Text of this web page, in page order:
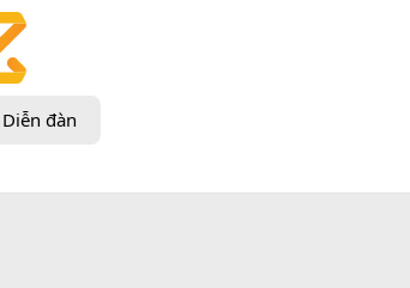
Diễn đàn